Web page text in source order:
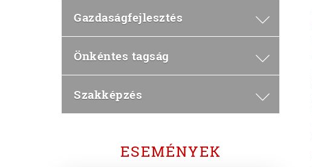
Gazdaságfejlesztés
Önkéntes tagság
Szakképzés
ESEMÉNYEK